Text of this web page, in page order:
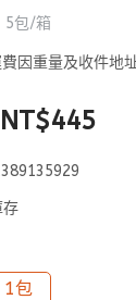
5包/箱
因重量及收件地
NT$445
存
1包